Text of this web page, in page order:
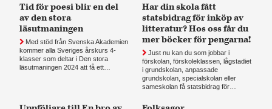
Tid för poesi blir en del
av den stora
läsutmaningen
Med stöd från Svenska Akademien
kommer alla Sveriges årskurs 4-
klasser som deltar i Den stora
läsutmaningen 2024 att få ett…
Har din skola fått
statsbidrag för inköp av
litteratur? Hos oss får du
mer böcker för pengarna!
Just nu kan du som jobbar i
förskolan, förskoleklassen, lågstadiet
i grundskolan, anpassade
grundskolan, specialskolan eller
sameskolan få statsbidrag för…